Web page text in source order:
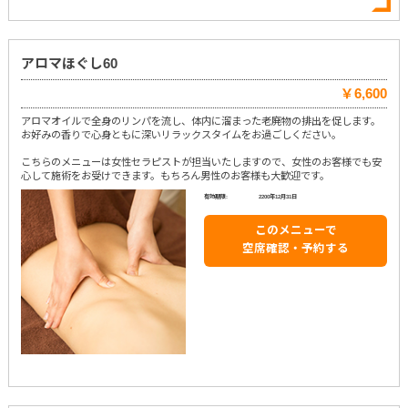
アロマほぐし60
￥6,600
アロマオイルで全身のリンパを流し、体内に溜まった老廃物の排出を促します。
お好みの香りで心身ともに深いリラックスタイムをお過ごしください。
こちらのメニューは女性セラピストが担当いたしますので、女性のお客様でも安
心して施術をお受けできます。もちろん男性のお客様も大歓迎です。
有効期限: 2200年12月31日
このメニューで
空席確認・予約する